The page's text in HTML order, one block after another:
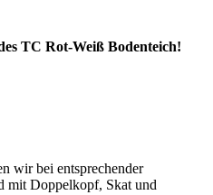
TC Rot-Weiß Bodenteich!
wir bei entsprechender
mit Doppelkopf, Skat und